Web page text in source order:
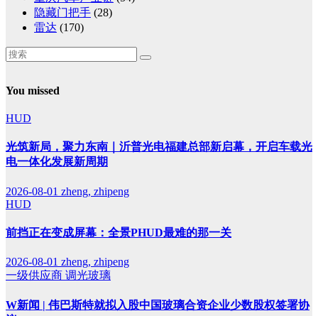
隐藏门把手 (28)
雷达 (170)
You missed
HUD
光筑新局，聚力东南｜沂普光电福建总部新启幕，开启车载光
电一体化发展新周期
2026-08-01 zheng, zhipeng
HUD
前挡正在变成屏幕：全景PHUD最难的那一关
2026-08-01 zheng, zhipeng
一级供应商 调光玻璃
W新闻 | 伟巴斯特就拟入股中国玻璃合资企业少数股权签署协